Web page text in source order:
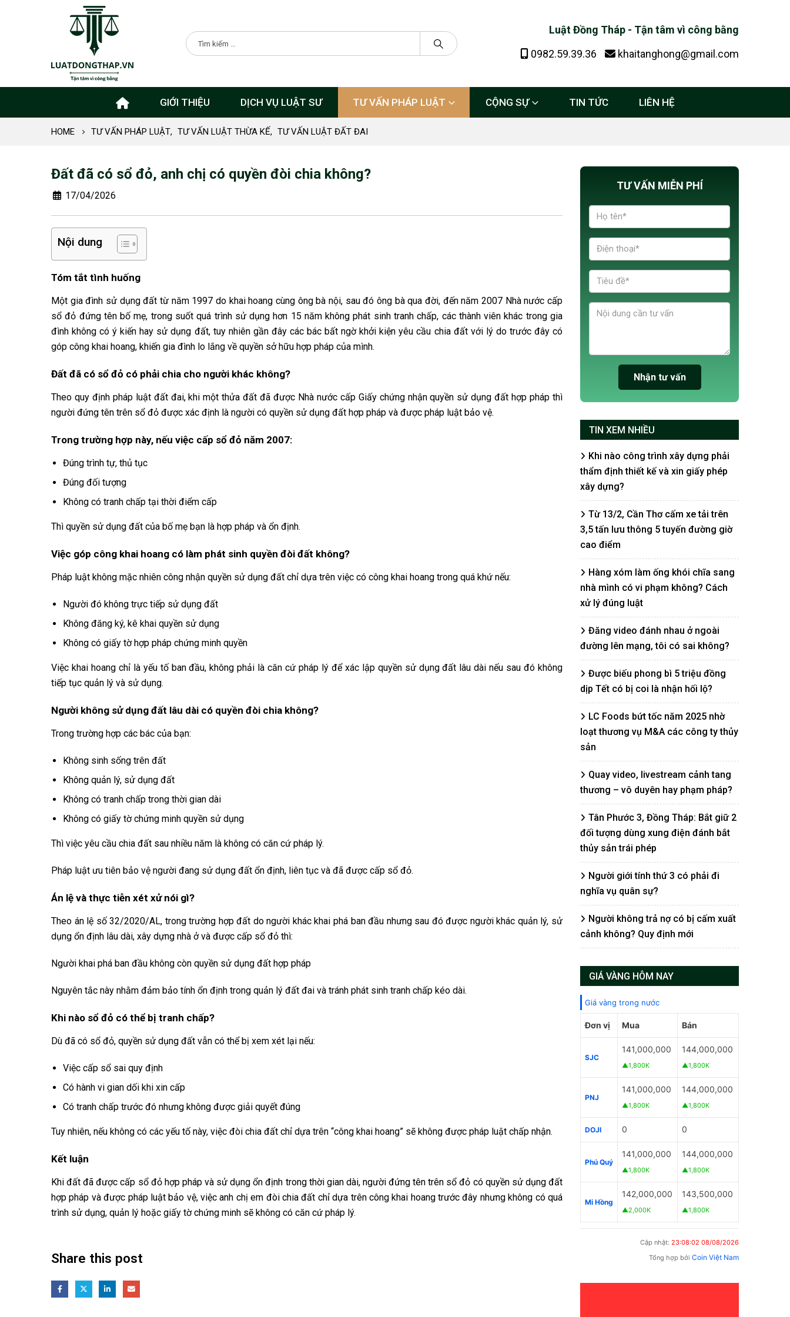
Luật Đồng Tháp - Tận tâm vì công bằng
0982.59.39.36
khaitanghong@gmail.com
GIỚI THIỆU DỊCH VỤ LUẬT SƯ TƯ VẤN PHÁP LUẬT CỘNG SỰ TIN TỨC LIÊN HỆ
HOME TƯ VẤN PHÁP LUẬT, TƯ VẤN LUẬT THỪA KẾ, TƯ VẤN LUẬT ĐẤT ĐAI
Đất đã có sổ đỏ, anh chị có quyền đòi chia không?
17/04/2026
Nội dung
Tóm tắt tình huống
Một gia đình sử dụng đất từ năm 1997 do khai hoang cùng ông bà nội, sau đó ông bà qua đời, đến năm 2007 Nhà nước cấp
sổ đỏ đứng tên bố mẹ, trong suốt quá trình sử dụng hơn 15 năm không phát sinh tranh chấp, các thành viên khác trong gia
đình không có ý kiến hay sử dụng đất, tuy nhiên gần đây các bác bất ngờ khởi kiện yêu cầu chia đất với lý do trước đây có
góp công khai hoang, khiến gia đình lo lắng về quyền sở hữu hợp pháp của mình.
Đất đã có sổ đỏ có phải chia cho người khác không?
Theo quy định pháp luật đất đai, khi một thửa đất đã được Nhà nước cấp Giấy chứng nhận quyền sử dụng đất hợp pháp thì
người đứng tên trên sổ đỏ được xác định là người có quyền sử dụng đất hợp pháp và được pháp luật bảo vệ.
Trong trường hợp này, nếu việc cấp sổ đỏ năm 2007:
Đúng trình tự, thủ tục
Đúng đối tượng
Không có tranh chấp tại thời điểm cấp
Thì quyền sử dụng đất của bố mẹ bạn là hợp pháp và ổn định.
Việc góp công khai hoang có làm phát sinh quyền đòi đất không?
Pháp luật không mặc nhiên công nhận quyền sử dụng đất chỉ dựa trên việc có công khai hoang trong quá khứ nếu:
Người đó không trực tiếp sử dụng đất
Không đăng ký, kê khai quyền sử dụng
Không có giấy tờ hợp pháp chứng minh quyền
Việc khai hoang chỉ là yếu tố ban đầu, không phải là căn cứ pháp lý để xác lập quyền sử dụng đất lâu dài nếu sau đó không
tiếp tục quản lý và sử dụng.
Người không sử dụng đất lâu dài có quyền đòi chia không?
Trong trường hợp các bác của bạn:
Không sinh sống trên đất
Không quản lý, sử dụng đất
Không có tranh chấp trong thời gian dài
Không có giấy tờ chứng minh quyền sử dụng
Thì việc yêu cầu chia đất sau nhiều năm là không có căn cứ pháp lý.
Pháp luật ưu tiên bảo vệ người đang sử dụng đất ổn định, liên tục và đã được cấp sổ đỏ.
Án lệ và thực tiễn xét xử nói gì?
Theo án lệ số 32/2020/AL, trong trường hợp đất do người khác khai phá ban đầu nhưng sau đó được người khác quản lý, sử
dụng ổn định lâu dài, xây dựng nhà ở và được cấp sổ đỏ thì:
Người khai phá ban đầu không còn quyền sử dụng đất hợp pháp
Nguyên tắc này nhằm đảm bảo tính ổn định trong quản lý đất đai và tránh phát sinh tranh chấp kéo dài.
Khi nào sổ đỏ có thể bị tranh chấp?
Dù đã có sổ đỏ, quyền sử dụng đất vẫn có thể bị xem xét lại nếu:
Việc cấp sổ sai quy định
Có hành vi gian dối khi xin cấp
Có tranh chấp trước đó nhưng không được giải quyết đúng
Tuy nhiên, nếu không có các yếu tố này, việc đòi chia đất chỉ dựa trên “công khai hoang” sẽ không được pháp luật chấp nhận.
Kết luận
Khi đất đã được cấp sổ đỏ hợp pháp và sử dụng ổn định trong thời gian dài, người đứng tên trên sổ đỏ có quyền sử dụng đất
hợp pháp và được pháp luật bảo vệ, việc anh chị em đòi chia đất chỉ dựa trên công khai hoang trước đây nhưng không có quá
trình sử dụng, quản lý hoặc giấy tờ chứng minh sẽ không có căn cứ pháp lý.
Share this post
TƯ VẤN MIỄN PHÍ
TIN XEM NHIỀU
Khi nào công trình xây dựng phải
thẩm định thiết kế và xin giấy phép
xây dựng?
Từ 13/2, Cần Thơ cấm xe tải trên
3,5 tấn lưu thông 5 tuyến đường giờ
cao điểm
Hàng xóm làm ống khói chĩa sang
nhà mình có vi phạm không? Cách
xử lý đúng luật
Đăng video đánh nhau ở ngoài
đường lên mạng, tôi có sai không?
Được biếu phong bì 5 triệu đồng
dịp Tết có bị coi là nhận hối lộ?
LC Foods bứt tốc năm 2025 nhờ
loạt thương vụ M&A các công ty thủy
sản
Quay video, livestream cảnh tang
thương – vô duyên hay phạm pháp?
Tân Phước 3, Đồng Tháp: Bắt giữ 2
đối tượng dùng xung điện đánh bắt
thủy sản trái phép
Người giới tính thứ 3 có phải đi
nghĩa vụ quân sự?
Người không trả nợ có bị cấm xuất
cảnh không? Quy định mới
GIÁ VÀNG HÔM NAY
Giá vàng trong nước
Đơn vị Mua Bán
SJC
141,000,000
▲1,800K
144,000,000
▲1,800K
PNJ
141,000,000
▲1,800K
144,000,000
▲1,800K
DOJI 0 0
Phú Quý
141,000,000
▲1,800K
144,000,000
▲1,800K
Mi Hồng
142,000,000
▲2,000K
143,500,000
▲1,800K
Cập nhật: 23:08:02 08/08/2026
Tổng hợp bởi Coin Việt Nam